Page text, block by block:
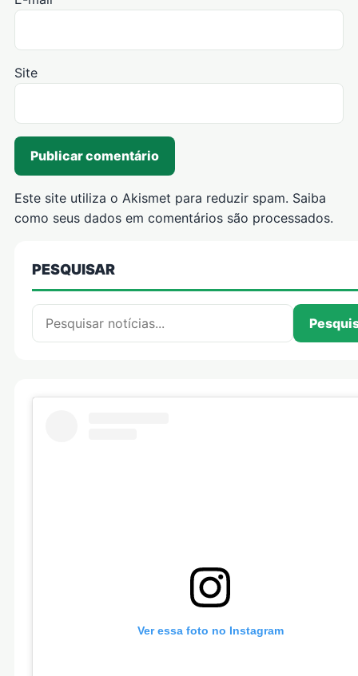
Site
Este site utiliza o Akismet para reduzir spam. Saiba
como seus dados em comentários são processados.
PESQUISAR
Pesquisar por:
Ver essa foto no Instagram